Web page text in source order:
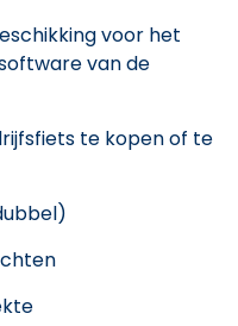
voor het
van de
te kopen of te